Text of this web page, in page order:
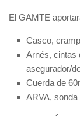
El GAMTE
Casco,
Arnés, cintas
asegurador/
Cuerda de
ARVA, sonda